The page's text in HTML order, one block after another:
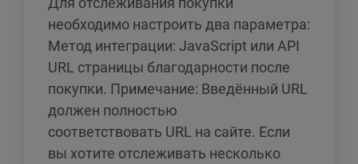
необходимо настроить два параметра:
Метод интеграции: JavaScript или API
URL страницы благодарности после
покупки. Примечание: Введённый URL
должен полностью
соответствовать URL на сайте. Если
вы хотите отслеживать несколько